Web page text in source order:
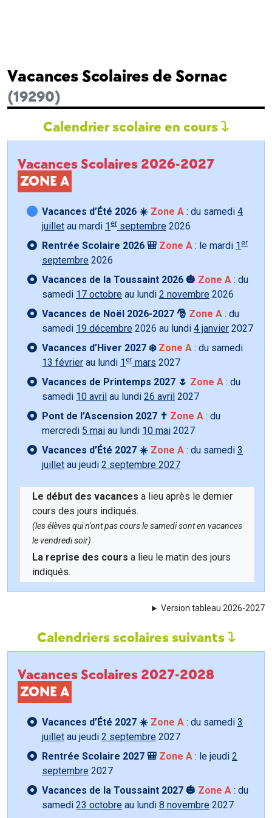
Vacances Scolaires de Sornac
(19290)
Calendrier scolaire en cours
Vacances Scolaires 2026-2027
ZONE A
Vacances d’Été 2026 ☀️ Zone A : du samedi 4
juillet au mardi 1 er septembre 2026
Rentrée Scolaire 2026 🎒 Zone A : le mardi 1 er
septembre 2026
Vacances de la Toussaint 2026 🎃 Zone A : du
samedi 17 octobre au lundi 2 novembre 2026
Vacances de Noël 2026-2027 🎅 Zone A : du
samedi 19 décembre 2026 au lundi 4 janvier 2027
Vacances d’Hiver 2027 ❄️ Zone A : du samedi
13 février au lundi 1 er mars 2027
Vacances de Printemps 2027 🌷 Zone A : du
samedi 10 avril au lundi 26 avril 2027
Pont de l’Ascension 2027 ✝️ Zone A : du
mercredi 5 mai au lundi 10 mai 2027
Vacances d’Été 2027 ☀️ Zone A : du samedi 3
juillet au jeudi 2 septembre 2027
Le début des vacances a lieu après le dernier
cours des jours indiqués.
(les élèves qui n'ont pas cours le samedi sont en vacances
le vendredi soir)
La reprise des cours a lieu le matin des jours
indiqués.
Version tableau 2026-2027
Calendriers scolaires suivants
Vacances Scolaires 2027-2028
ZONE A
Vacances d’Été 2027 ☀️ Zone A : du samedi 3
juillet au jeudi 2 septembre 2027
Rentrée Scolaire 2027 🎒 Zone A : le jeudi 2
septembre 2027
Vacances de la Toussaint 2027 🎃 Zone A : du
samedi 23 octobre au lundi 8 novembre 2027